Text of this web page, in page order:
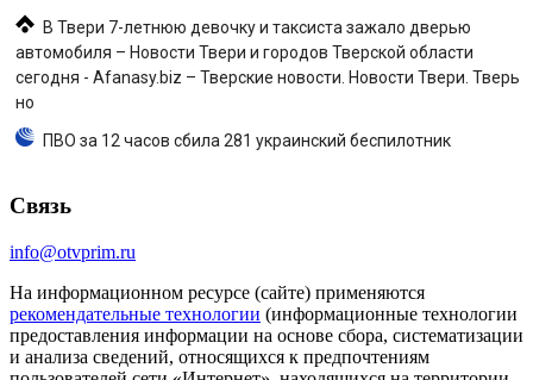
В Твери 7-летнюю девочку и таксиста зажало дверью
автомобиля – Новости Твери и городов Тверской области
сегодня - Afanasy.biz – Тверские новости. Новости Твери. Тверь
но
ПВО за 12 часов сбила 281 украинский беспилотник
Связь
info@otvprim.ru
На информационном ресурсе (сайте) применяются
рекомендательные технологии (информационные технологии
предоставления информации на основе сбора, систематизации
и анализа сведений, относящихся к предпочтениям